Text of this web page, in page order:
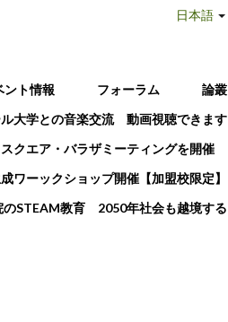
日本語
ント情報 フォーラム
論叢
大学との音楽交流 動画視聴できます
クエア・バラザミーティングを開催
ワーックショップ開催【加盟校限定】
のSTEAM教育 2050年社会も越境する